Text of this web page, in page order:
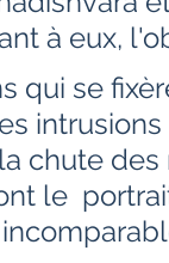
à eux,
chute
le